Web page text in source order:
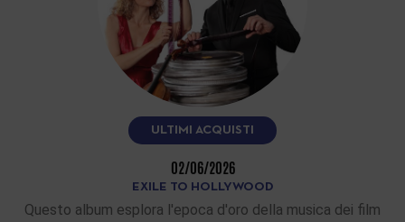
ULTIMI ACQUISTI
02/06/2026
EXILE TO HOLLYWOOD
Questo album esplora l'epoca d'oro della musica dei film